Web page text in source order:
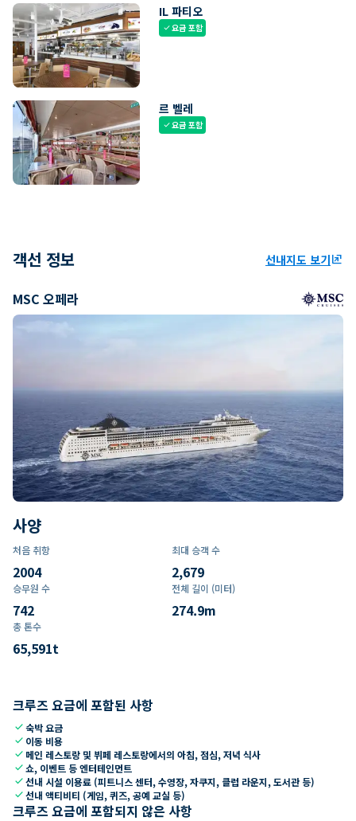
IL 파티오
check요금 포함
르 벨레
check요금 포함
객선 정보 선내지도 보기ungroup
MSC 오페라
사양
처음 취항
2004
최대 승객 수
2,679
승무원 수
742
전체 길이 (미터)
274.9m
총 톤수
65,591t
크루즈 요금에 포함된 사항
check숙박 요금
check 이동 비용
check 메인 레스토랑 및 뷔페 레스토랑에서의 아침, 점심, 저녁 식사
check쇼, 이벤트 등 엔터테인먼트
check선내 시설 이용료 (피트니스 센터, 수영장, 자쿠지, 클럽 라운지, 도서관 등)
check선내 액티비티 (게임, 퀴즈, 공예 교실 등)
크루즈 요금에 포함되지 않은 사항